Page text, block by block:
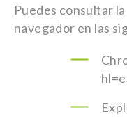
Puedes consultar
navegador en las